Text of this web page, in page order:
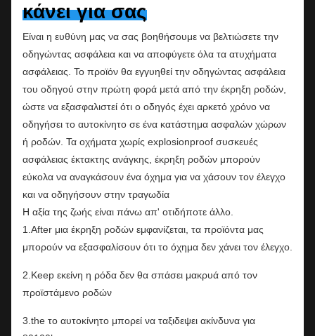
κάνει για σας
Είναι η ευθύνη μας να σας βοηθήσουμε να βελτιώσετε την
οδηγώντας ασφάλεια και να αποφύγετε όλα τα ατυχήματα
ασφάλειας. Το προϊόν θα εγγυηθεί την οδηγώντας ασφάλεια
του οδηγού στην πρώτη φορά μετά από την έκρηξη ροδών,
ώστε να εξασφαλιστεί ότι ο οδηγός έχει αρκετό χρόνο να
οδηγήσει το αυτοκίνητο σε ένα κατάστημα ασφαλών χώρων
ή ροδών. Τα οχήματα χωρίς explosionproof συσκευές
ασφάλειας έκτακτης ανάγκης, έκρηξη ροδών μπορούν
εύκολα να αναγκάσουν ένα όχημα για να χάσουν τον έλεγχο
και να οδηγήσουν στην τραγωδία
Η αξία της ζωής είναι πάνω απ' οτιδήποτε άλλο.
1.After μια έκρηξη ροδών εμφανίζεται, τα προϊόντα μας
μπορούν να εξασφαλίσουν ότι το όχημα δεν χάνει τον έλεγχο.
2.Keep εκείνη η ρόδα δεν θα σπάσει μακρυά από τον
προϊστάμενο ροδών
3.the το αυτοκίνητο μπορεί να ταξιδεψει ακίνδυνα για